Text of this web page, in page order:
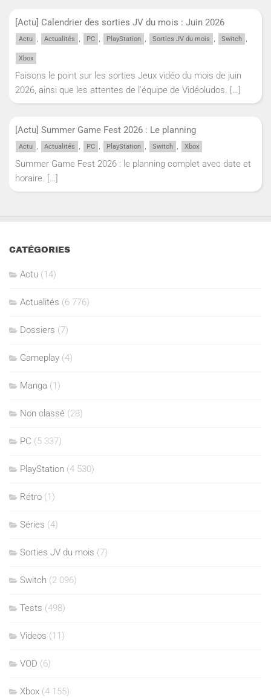
[Actu] Calendrier des sorties JV du mois : Juin 2026
Actu Actualités PC PlayStation Sorties JV du mois Switch
Xbox
Faisons le point sur les sorties Jeux vidéo du mois de juin
2026, ainsi que les attentes de l'équipe de Vidéoludos.
[…]
[Actu] Summer Game Fest 2026 : Le planning
Actu , Actualités , PC , PlayStation , Switch , Xbox
Summer Game Fest 2026 : le planning complet avec date et
horaire. […]
CATÉGORIES
Actu (14)
Actualités (6 776)
Dossiers (7)
Gameplay (4)
Manga (1)
Non classé (28)
PC (5 337)
PlayStation (4 530)
Rétro (1)
Séries (4)
Sorties JV du mois (7)
Switch (2 096)
Tests (498)
Videos (11)
VOD (6)
Xbox (4 155)